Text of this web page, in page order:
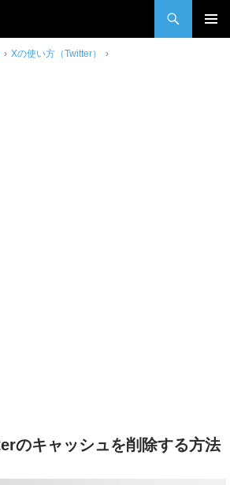
› Xの使い方（Twitter） ›
のキャッシュを削除する方法